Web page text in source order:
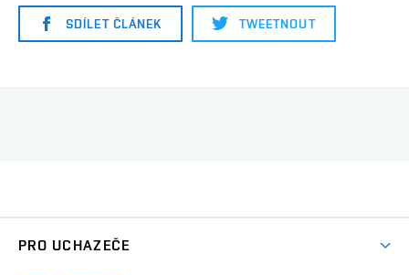
SDÍLET ČLÁNEK TWEETNOUT
PRO UCHAZEČE